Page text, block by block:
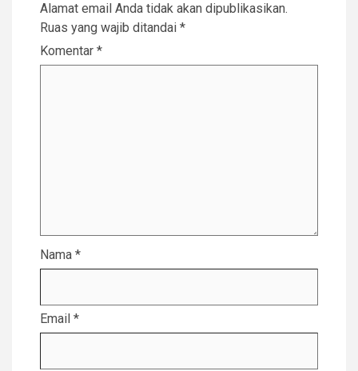
Alamat email Anda tidak akan dipublikasikan.
Ruas yang wajib ditandai *
Komentar *
Nama *
Email *